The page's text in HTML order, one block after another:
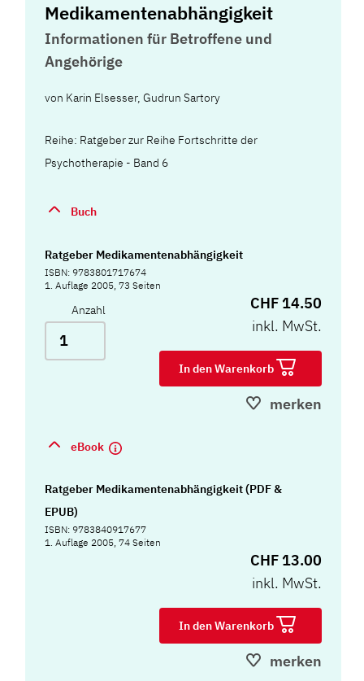
Medikamentenabhängigkeit
Informationen für Betroffene und
Angehörige
von Karin Elsesser,Gudrun Sartory
Reihe: Ratgeber zur Reihe Fortschritte der
Psychotherapie - Band 6
Buch
Ratgeber Medikamentenabhängigkeit
ISBN: 9783801717674
1. Auflage 2005, 73 Seiten
Anzahl
CHF 14.50
inkl. MwSt.
In den Warenkorb
merken
eBook
Ratgeber Medikamentenabhängigkeit (PDF &
EPUB)
ISBN: 9783840917677
1. Auflage 2005, 74 Seiten
CHF 13.00
inkl. MwSt.
In den Warenkorb
merken